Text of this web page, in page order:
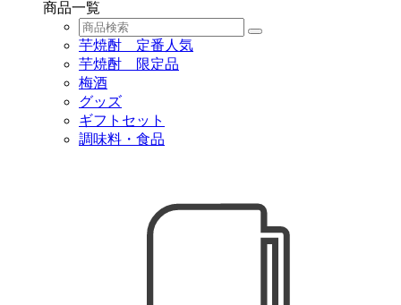
商品一覧
芋焼酎 定番人気
芋焼酎 限定品
梅酒
グッズ
ギフトセット
調味料・食品